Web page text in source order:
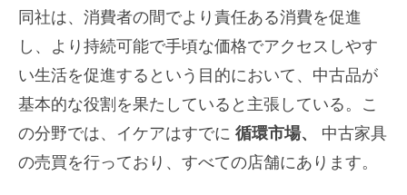
同社は、消費者の間でより責任ある消費を促進
し、より持続可能で手頃な価格でアクセスしやす
い生活を促進するという目的において、中古品が
基本的な役割を果たしていると主張している。こ
の分野では、イケアはすでに 循環市場、
中古家具
の売買を行っており、すべての店舗にあります。